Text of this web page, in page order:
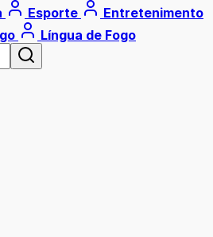
Esporte
Entretenimento
Língua de Fogo